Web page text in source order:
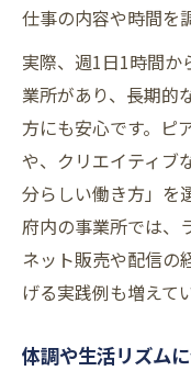
仕事の内容や時間を
実際、週1日1時間か
業所があり、長期的
方にも安心です。ピ
や、クリエイティブ
分らしい働き方」を
府内の事業所では、
ネット販売や配信の
げる実践例も増えて
体調や生活リズム